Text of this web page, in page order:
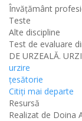
Învățământ
Teste
Alte discipline
Test de evaluare
DE URZEALĂ.
urzire
țesătorie
Citiţi mai departe
Resursă
Realizat de Doina